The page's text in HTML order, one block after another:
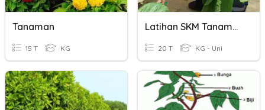
Tanaman
15 T KG
Latihan SKM Tanaman Ting 5(QB)
20 T KG - Uni